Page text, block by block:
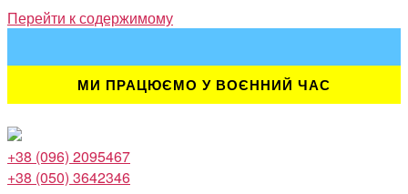
Перейти к содержимому
МИ ПРАЦЮЄМО У ВОЄННИЙ ЧАС
+38 (096) 2095467
+38 (050) 3642346